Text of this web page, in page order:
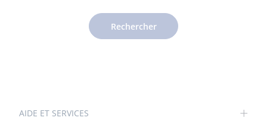
Rechercher
AIDE ET SERVICES